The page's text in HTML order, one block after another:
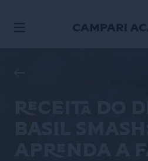
Receita do
aprenda a